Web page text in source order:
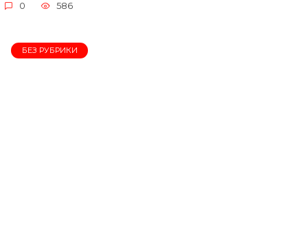
0 586
БЕЗ РУБРИКИ